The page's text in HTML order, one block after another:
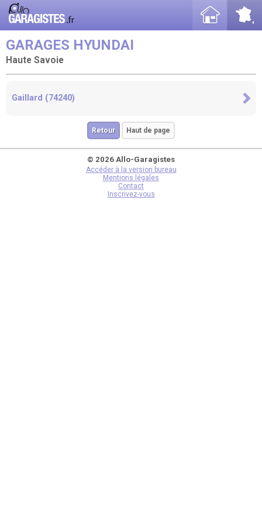
GARAGES HYUNDAI
Haute Savoie
Gaillard (74240)
Retour Haut de page
© 2026 Allo-Garagistes
Accéder à la version bureau
Mentions légales
Contact
Inscrivez-vous